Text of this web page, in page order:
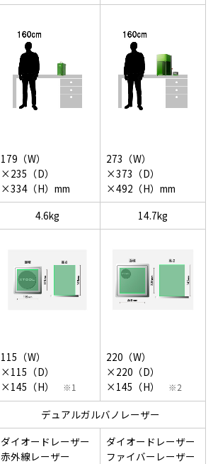
179（W）
×235（D）
×334（H）mm
273（W）
×373（D）
×492（H）mm
4.6kg 14.7kg
115（W）
×115（D）
×145（H）
1
220（W）
×220（D）
×145（H）
2
デュアルガルバノレーザー
ダイオードレーザー
赤外線レーザー
ダイオードレーザー
ファイバーレーザー